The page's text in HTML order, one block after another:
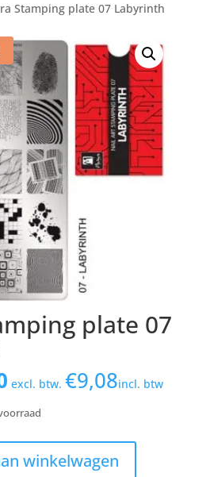
Stamping plate 07 Labyrinth
plate 07
Huidige
prijs
is:
€7,50.
excl. btw. €9,08incl. btw
winkelwagen